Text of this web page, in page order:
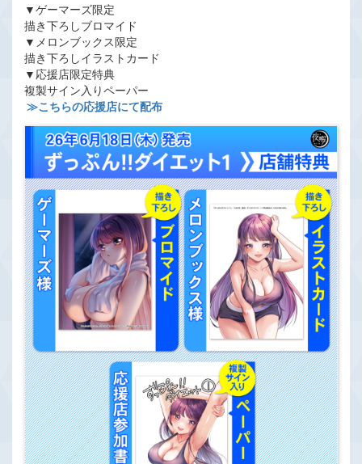
▼ゲーマーズ限定
描き下ろしブロマイド
▼メロンブックス限定
描き下ろしイラストカード
▼応援店限定特典
複製サイン入りペーパー
≫こちらの応援店にて配布